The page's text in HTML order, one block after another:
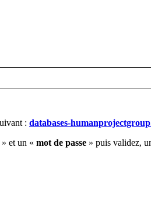
: databases-
» et un « mot de passe » puis validez,